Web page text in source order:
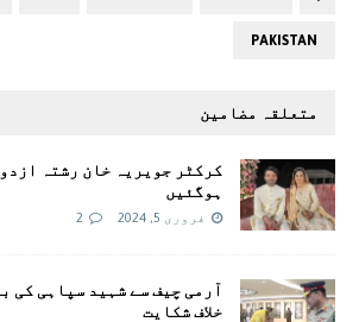
PAKISTAN
متعلقہ مضامین
کرکٹر جویریہ خان رشتہ
ہوگئیں
فروری 5, 2024 2
آرمی چیف سے شہید سپاہی کی
خلاف شکایت